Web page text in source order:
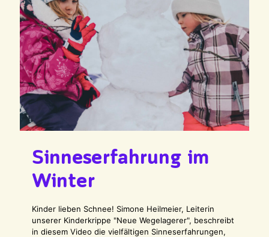
Sinneserfahrung im
Winter
Kinder lieben Schnee! Simone Heilmeier, Leiterin
unserer Kinderkrippe "Neue Wegelagerer", beschreibt
in diesem Video die vielfältigen Sinneserfahrungen,